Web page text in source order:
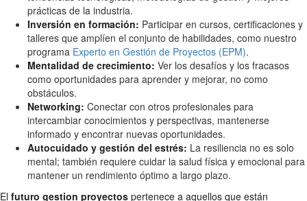
prácticas de la industria.
Inversión en formación: Participar en cursos, certificaciones y
talleres que amplíen el conjunto de habilidades, como nuestro
programa Experto en Gestión de Proyectos (EPM).
Mentalidad de crecimiento: Ver los desafíos y los fracasos
como oportunidades para aprender y mejorar, no como
obstáculos.
Networking: Conectar con otros profesionales para
intercambiar conocimientos y perspectivas, mantenerse
informado y encontrar nuevas oportunidades.
Autocuidado y gestión del estrés: La resiliencia no es solo
mental; también requiere cuidar la salud física y emocional para
mantener un rendimiento óptimo a largo plazo.
El futuro gestion proyectos pertenece a aquellos que están